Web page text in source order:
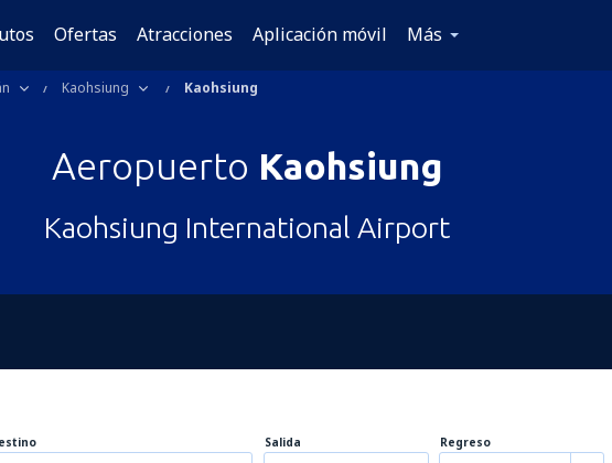
Ofertas Atracciones Aplicación móvil Más
Kaohsiung Kaohsiung
Aeropuerto Kaohsiung
Kaohsiung International Airport
Salida Regreso